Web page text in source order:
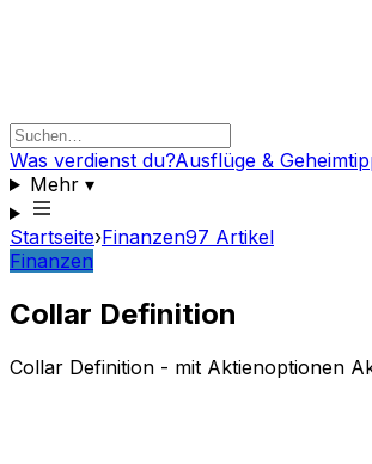
Was verdienst du?Ausflüge &
Mehr▾
Startseite›Finanzen97 Artikel
Finanzen
Collar Definition
Collar Definition - mit Aktienoptionen